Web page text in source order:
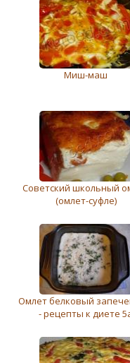
Миш-маш
Советский школьный
(омлет-суфле)
Омлет белковый
- рецепты к диете